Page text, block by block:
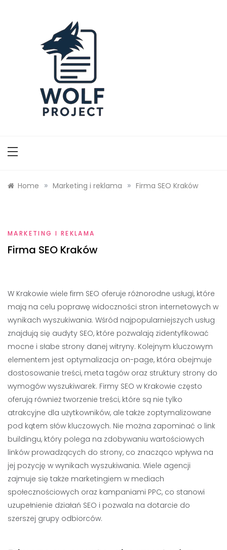
Home » Marketing i reklama » Firma SEO Kraków
MARKETING I REKLAMA
Firma SEO Kraków
W Krakowie wiele firm SEO oferuje różnorodne usługi, które
mają na celu poprawę widoczności stron internetowych w
wynikach wyszukiwania. Wśród najpopularniejszych usług
znajdują się audyty SEO, które pozwalają zidentyfikować
mocne i słabe strony danej witryny. Kolejnym kluczowym
elementem jest optymalizacja on-page, która obejmuje
dostosowanie treści, meta tagów oraz struktury strony do
wymogów wyszukiwarek. Firmy SEO w Krakowie często
oferują również tworzenie treści, które są nie tylko
atrakcyjne dla użytkowników, ale także zoptymalizowane
pod kątem słów kluczowych. Nie można zapominać o link
buildingu, który polega na zdobywaniu wartościowych
linków prowadzących do strony, co znacząco wpływa na
jej pozycję w wynikach wyszukiwania. Wiele agencji
zajmuje się także marketingiem w mediach
społecznościowych oraz kampaniami PPC, co stanowi
uzupełnienie działań SEO i pozwala na dotarcie do
szerszej grupy odbiorców.